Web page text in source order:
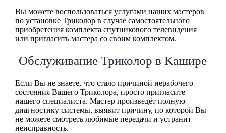
Вы можете воспользоваться услугами наших мастеров
по установке Триколор в случае самостоятельного
приобретения комплекта спутникового телевидения
или пригласить мастера со своим комплектом.
Обслуживание Триколор в Кашире
Если Вы не знаете, что стало причиной нерабочего
состояния Вашего Триколора, просто пригласите
нашего специалиста. Мастер произведёт полную
диагностику системы, выявит причину, по которой Вы
не можете смотреть любимые передачи и устранит
неисправность.